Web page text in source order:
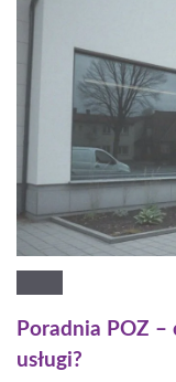
Poradnia POZ
usługi?